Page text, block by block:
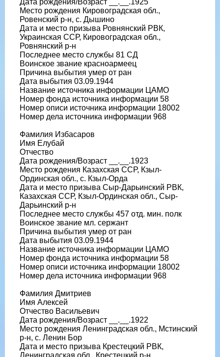
Дата рождения/Возраст __.__.1925
Место рождения Кировоградская обл.,
Ровенский р-н, с. Дышино
Дата и место призыва Ровнянский РВК,
Украинская ССР, Кировоградская обл.,
Ровнянский р-н
Последнее место службы 81 СД
Воинское звание красноармеец
Причина выбытия умер от ран
Дата выбытия 03.09.1944
Название источника информации ЦАМО
Номер фонда источника информации 58
Номер описи источника информации 18002
Номер дела источника информации 968
Фамилия Избасаров
Имя Елубай
Отчество
Дата рождения/Возраст __.__.1923
Место рождения Казахская ССР, Кзыл-
Ординская обл., с. Кзыл-Орда
Дата и место призыва Сыр-Дарьинский РВК,
Казахская ССР, Кзыл-Ординская обл., Сыр-
Дарьинский р-н
Последнее место службы 457 отд. мин. полк
Воинское звание мл. сержант
Причина выбытия умер от ран
Дата выбытия 03.09.1944
Название источника информации ЦАМО
Номер фонда источника информации 58
Номер описи источника информации 18002
Номер дела источника информации 968
Фамилия Дмитриев
Имя Алексей
Отчество Васильевич
Дата рождения/Возраст __.__.1922
Место рождения Ленинградская обл., Мстинский
р-н, с. Ленин Бор
Дата и место призыва Крестецкий РВК,
Ленинградская обл., Крестецкий р-н